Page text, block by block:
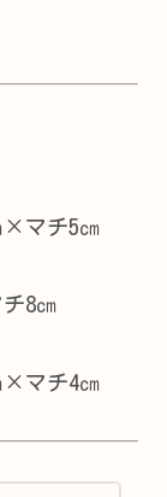
×マチ5㎝
8㎝
×マチ4㎝